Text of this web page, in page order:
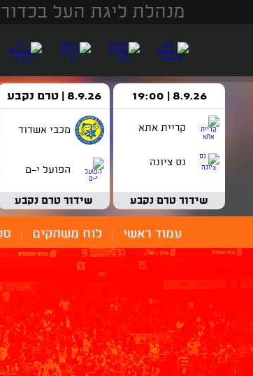
מנהלת ליגת העל
8.9.26 | 19:00
קריית אתא
נס ציונה
שידור טרם נקבע
8.9.26 | טרם נקבע
מכבי אשדוד
הפועל י-ם
שידור טרם נקבע
עמוד ראשי לוח משחקים